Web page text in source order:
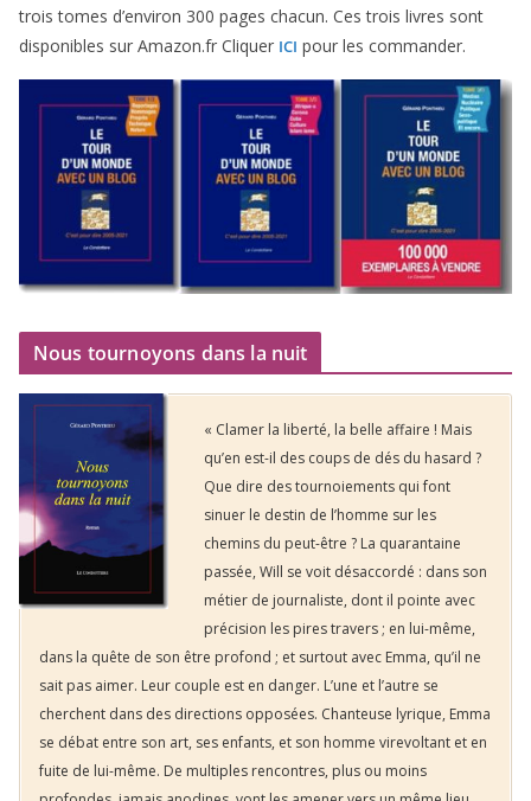
trois tomes d’environ 300 pages cha­cun. Ces trois livres sont
dis­po­nibles sur Amazon​.fr Cliquer ICI pour les commander.
Nous tournoyons dans la nuit
« Clamer la liberté, la belle affaire ! Mais
qu’en est-il des coups de dés du hasard ?
Que dire des tournoiements qui font
sinuer le destin de l’homme sur les
chemins du peut-être ? La quarantaine
passée, Will se voit désaccordé : dans son
métier de journaliste, dont il pointe avec
précision les pires travers ; en lui-même,
dans la quête de son être profond ; et surtout avec Emma, qu’il ne
sait pas aimer. Leur couple est en danger. L’une et l’autre se
cherchent dans des directions opposées. Chanteuse lyrique, Emma
se débat entre son art, ses enfants, et son homme virevoltant et en
fuite de lui-même. De multiples rencontres, plus ou moins